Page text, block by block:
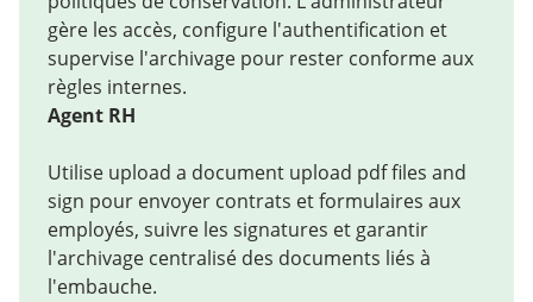
gère les accès, configure l'authentification et
supervise l'archivage pour rester conforme aux
règles internes.
Agent RH
Utilise upload a document upload pdf files and
sign pour envoyer contrats et formulaires aux
employés, suivre les signatures et garantir
l'archivage centralisé des documents liés à
l'embauche.